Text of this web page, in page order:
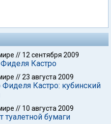
// 12 сентября 2009
Кастро
//23 августа 2009
Кастро: кубинский
// 10 августа 2009
бумаги